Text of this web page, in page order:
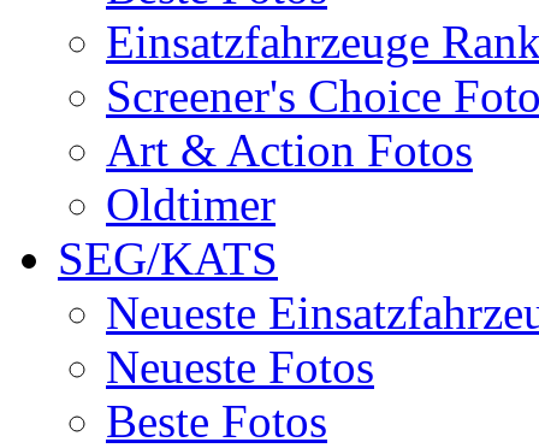
Einsatzfahrzeuge
Screener's Choice
Art & Action Fotos
Oldtimer
SEG/KATS
Neueste
Neueste Fotos
Beste Fotos